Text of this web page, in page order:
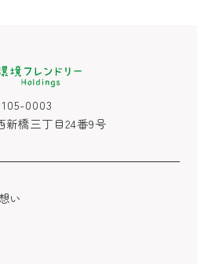
0003
新橋三丁目24番9号
い